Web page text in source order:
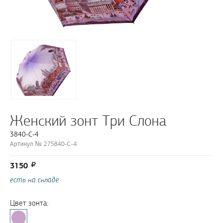
Женский зонт Три Слона
3840-C-4
Артикул № 275840-C-4
3150
есть на складе
Цвет зонта: